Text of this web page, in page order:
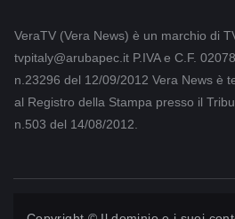
VeraTV (Vera News) è un marchio di
tvpitaly@arubapec.it P.IVA e C.F.
n.23296 del 12/09/2012 Vera News è
al Registro della Stampa presso il
n.503 del 14/08/2012.